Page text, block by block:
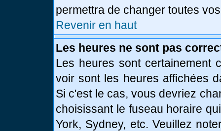
permettra de changer toutes
Revenir en haut
Les heures ne sont pas
Les heures sont certainement
voir sont les heures affichées
Si c'est le cas, vous devriez
choisissant le fuseau horaire
York, Sydney, etc. Veuillez